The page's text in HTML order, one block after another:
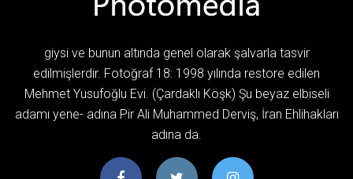
giysi ve bunun altında genel olarak şalvarla tasvir
edilmişlerdir. Fotoğraf 18: 1998 yılında restore edilen
Mehmet Yusufoğlu Evi. (Çardaklı Köşk) Şu beyaz elbiseli
adamı yene- adına Pir Ali Muhammed Derviş, İran Ehlihakları
adına da.